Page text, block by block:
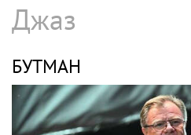
Джаз
БУТМАН